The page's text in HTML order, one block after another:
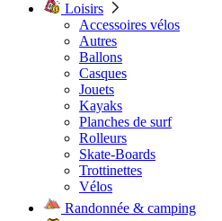
Loisirs
Accessoires vélos
Autres
Ballons
Casques
Jouets
Kayaks
Planches de surf
Rolleurs
Skate-Boards
Trottinettes
Vélos
Randonnée & camping